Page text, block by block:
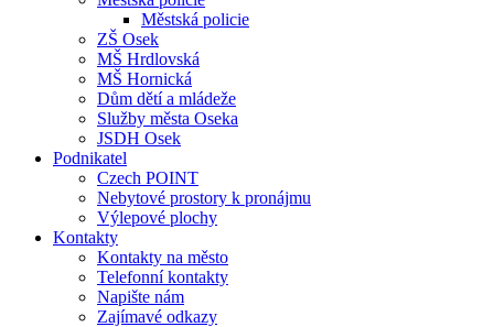
Městská policie
ZŠ Osek
MŠ Hrdlovská
MŠ Hornická
Dům dětí a mládeže
Služby města Oseka
JSDH Osek
Podnikatel
Czech POINT
Nebytové prostory k pronájmu
Výlepové plochy
Kontakty
Kontakty na město
Telefonní kontakty
Napište nám
Zajímavé odkazy